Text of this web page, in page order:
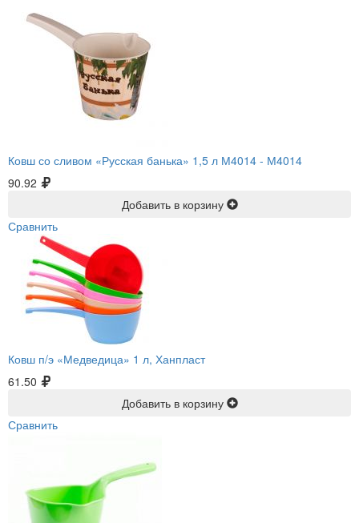
Ковш со сливом «Русская банька» 1,5 л М4014 - М4014
90.92
Добавить в корзину
Сравнить
Ковш п/э «Медведица» 1 л, Ханпласт
61.50
Добавить в корзину
Сравнить